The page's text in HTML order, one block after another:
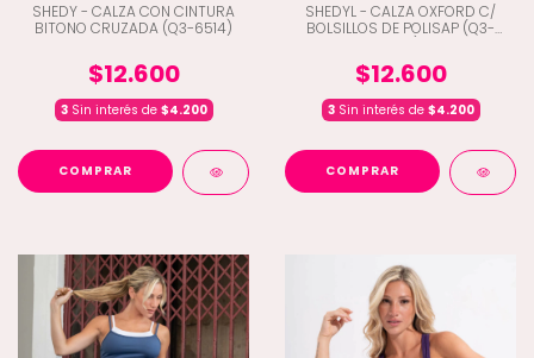
SHEDY - CALZA CON CINTURA
BITONO CRUZADA (Q3-6514)
$12.600
3Sin interés de $4.200
COMPRAR
SHEDYL - CALZA OXFORD C/
BOLSILLOS DE POLISAP (Q3-
$12.600
3Sin interés de $4.200
COMPRAR